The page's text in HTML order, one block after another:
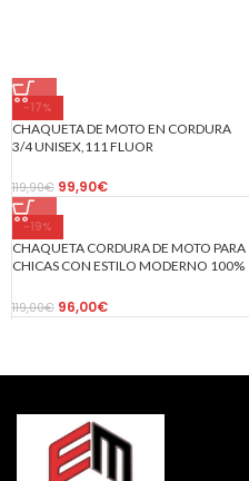
-17%
CHAQUETA DE MOTO EN CORDURA
3/4 UNISEX,111 FLUOR
119,90€ 99,90€
-19%
CHAQUETA CORDURA DE MOTO PARA
CHICAS CON ESTILO MODERNO 100%
FUCSIA/NEGRA
119,00€ 96,00€